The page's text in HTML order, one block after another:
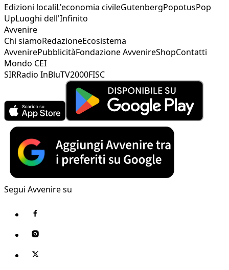
Edizioni localiL'economia civileGutenbergPopotusPop
UpLuoghi dell'Infinito
Avvenire
Chi siamoRedazioneEcosistema
AvvenirePubblicitàFondazione AvvenireShopContatti
Mondo CEI
SIRRadio InBluTV2000FISC
Segui Avvenire su